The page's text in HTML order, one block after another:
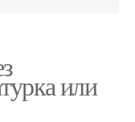
или